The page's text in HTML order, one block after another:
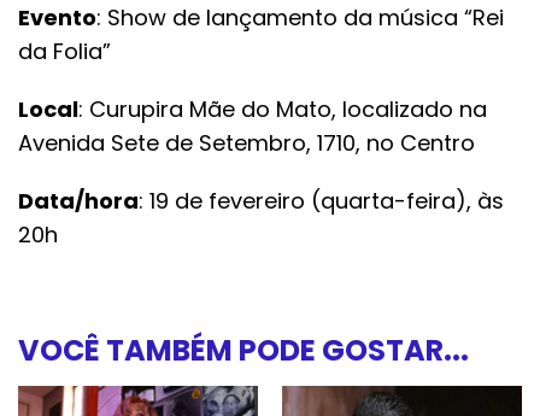
Evento: Show de lançamento da música “Rei
da Folia”
Local: Curupira Mãe do Mato, localizado na
Avenida Sete de Setembro, 1710, no Centro
Data/hora: 19 de fevereiro (quarta-feira), às
20h
VOCÊ TAMBÉM PODE GOSTAR...